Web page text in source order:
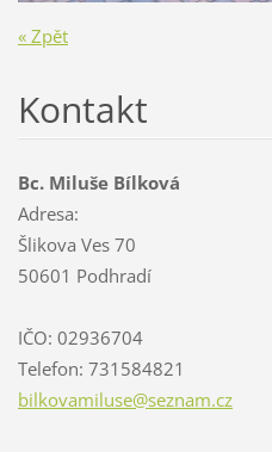
« Zpět
Kontakt
Bc. Miluše Bílková
Adresa:
Šlikova Ves 70
50601 Podhradí
IČO: 02936704
Telefon: 731584821
bilkovamiluse@seznam.cz